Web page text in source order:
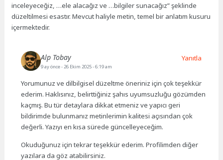
inceleyeceğiz, …ele alacağız ve …bilgiler sunacağız” şeklinde
düzeltilmesi esastır. Mevcut haliyle metin, temel bir anlatım kusuru
içermektedir.
Alp Tobay
9 ay önce- 26 Ekim 2025 - 6:19 am
Yorumunuz ve dilbilgisel düzeltme öneriniz için çok teşekkür
ederim. Haklısınız, belirttiğiniz şahıs uyumsuzluğu gözümden
kaçmış. Bu tür detaylara dikkat etmeniz ve yapıcı geri
bildirimde bulunmanız metinlerimin kalitesi açısından çok
değerli. Yazıyı en kısa sürede güncelleyeceğim.
Okuduğunuz için tekrar teşekkür ederim. Profilimden diğer
yazılara da göz atabilirsiniz.
Yanıtla